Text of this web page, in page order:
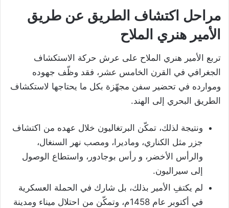
مراحل اكتشاف الطريق عن طريق
الأمير هنري الملاح
تربع الأمير هنري الملاح على عرش حركة الاستكشاف
الجغرافي في القرن الخامس عشر، فقد وظّف جهوده
وموارده في تحضير سفن مجهّزة بكل ما يحتاجها لاستكشاف
الطريق البحري إلى الهند.
ونتيجة لذلك، تمكّن البرتغاليون خلال عهده من اكتشاف
جزر مثل الكناري، وماديرا، ومصب نهر السنغال،
والرأس الأخضر، و رأس بوجادور، واستطاع الوصول
إلى سيراليون.
لم يكتفِ الأمير بذلك، بل شارك في الحملة العسكرية
في أكتوبر عام 1458م، وتمكّن من احتلال ميناء ومدينة